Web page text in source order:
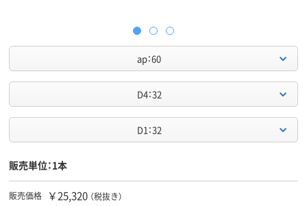
ap：60
D4：32
D1：32
販売単位：1本
販売価格 ￥25,320 （税抜き）